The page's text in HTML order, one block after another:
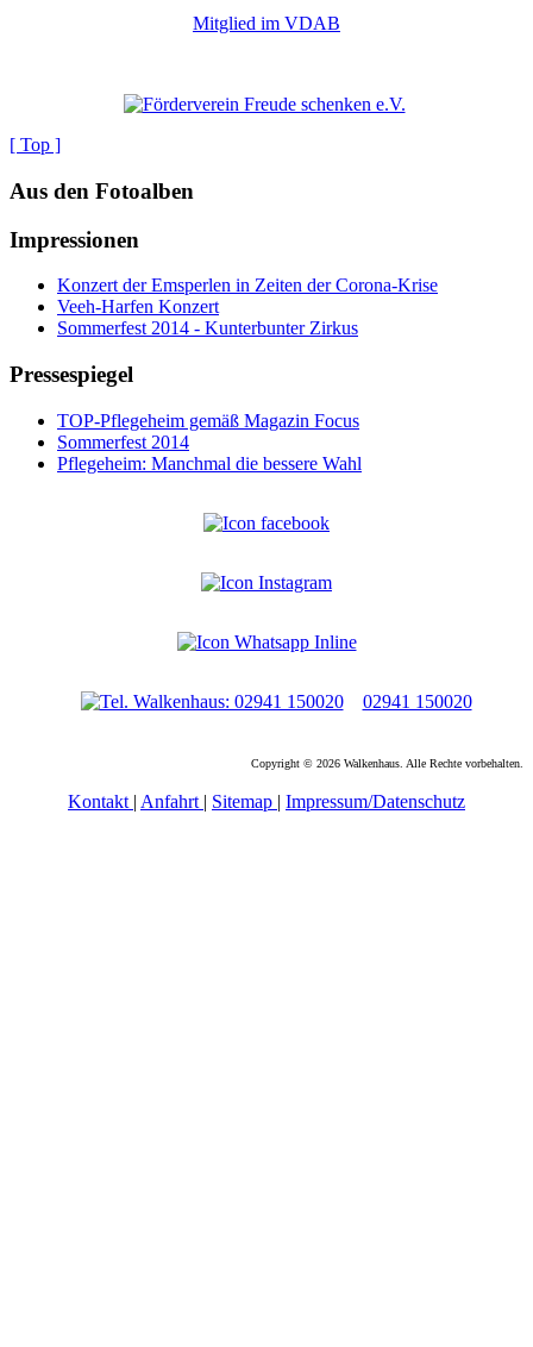
Mitglied im VDAB
[ Top ]
Aus den Fotoalben
Impressionen
Konzert der Emsperlen in Zeiten der Corona-Krise
Veeh-Harfen Konzert
Sommerfest 2014 - Kunterbunter Zirkus
Pressespiegel
TOP-Pflegeheim gemäß Magazin Focus
Sommerfest 2014
Pflegeheim: Manchmal die bessere Wahl
02941 150020
Copyright © 2026 Walkenhaus. Alle Rechte vorbehalten.
Kontakt | Anfahrt | Sitemap | Impressum/Datenschutz